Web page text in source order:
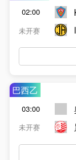
02:00
未开赛
巴西乙
03:00
未开赛